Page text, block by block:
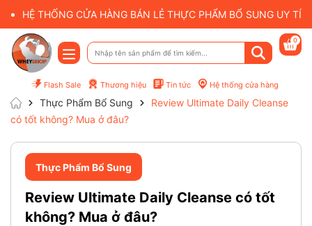
HỆ THỐNG CỬA HÀNG BÁN LẺ THỰC PHẨM BỔ SUNG UY
Flash Sale Thương hiệu Tin tức Hệ thống cửa hàng
0
Thực Phẩm Bổ Sung
Review Ultimate Daily Cleanse
có tốt không? Mua ở đâu?
Thực Phẩm Bổ Sung
Review Ultimate Daily Cleanse có tốt
không? Mua ở đâu?